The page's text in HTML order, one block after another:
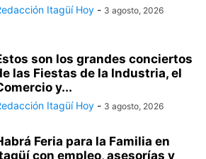
Itagüí Hoy - 3 agosto, 2026
son los grandes conciertos
las Fiestas de la Industria, el
y...
Itagüí Hoy - 3 agosto, 2026
Feria para la Familia en
con empleo, asesorías y